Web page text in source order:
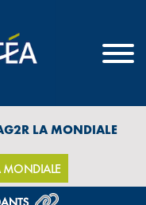
LA MONDIALE
MONDIALE